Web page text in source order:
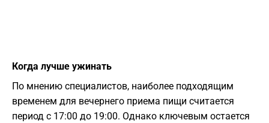
Когда лучше ужинать
По мнению специалистов, наиболее подходящим
временем для вечернего приема пищи считается
период с 17:00 до 19:00. Однако ключевым остается